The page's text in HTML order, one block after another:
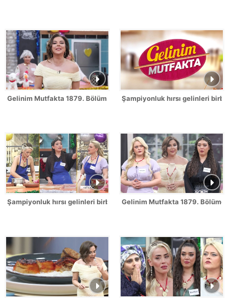
Gelinim Mutfakta 1879. Bölüm / 2 Temmuz 2026Şampiyonluk hırsı gelinleri
Şampiyonluk hırsı gelinleri birbirine düşürdü!Gelinim Mutfakta 1879.